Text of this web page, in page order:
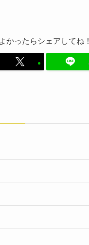
よかったらシェアしてね！